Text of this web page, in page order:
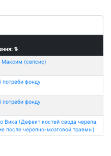
⇅
Максим (сепсис)
потреби фонду
потреби фонду
Вика (Дефект костей свода черепа.
после черепно-мозговой травмы)